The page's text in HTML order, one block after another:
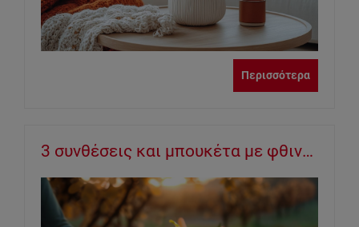
Περισσότερα
3 συνθέσεις και μπουκέτα με φθινοπωρινά λουλούδια για να ευχηθείτε στους αγαπημένους σας!